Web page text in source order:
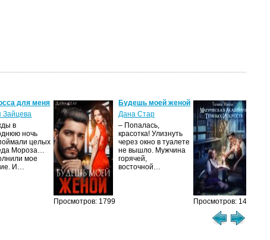
для меня
Зайцева
в
ночь
целых
Мороза…
мое
И…
Просмотров: 1799
Будешь моей женой
Дана Стар
– Попалась,
красотка! Улизнуть
через окно в туалете
не вышло. Мужчина
горячей,
восточной…
Просмотров: 1460